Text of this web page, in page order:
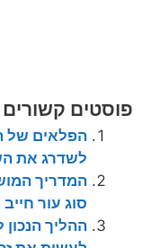
פוסטים
הפלאים של
לשדרג את
המדריך
סוג עור
ההליך